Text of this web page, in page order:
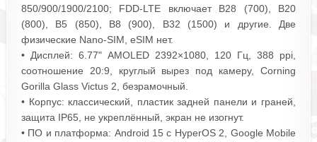
850/900/1900/2100; FDD‑LTE включает B28 (700), B20
(800), B5 (850), B8 (900), B32 (1500) и другие. Две
физические Nano‑SIM, eSIM нет.
• Дисплей: 6.77" AMOLED 2392×1080, 120 Гц, 388 ppi,
соотношение 20:9, круглый вырез под камеру, Corning
Gorilla Glass Victus 2, безрамочный.
• Корпус: классический, пластик задней панели и граней,
защита IP65, не укреплённый, экран не изогнут.
• ПО и платформа: Android 15 с HyperOS 2, Google Mobile